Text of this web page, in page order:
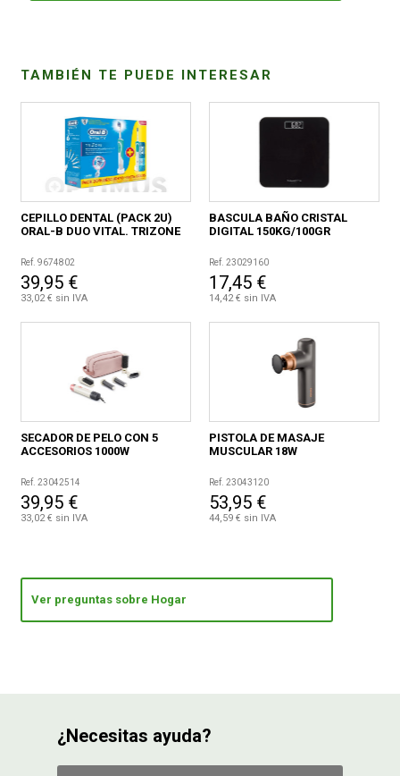
TAMBIÉN TE PUEDE INTERESAR
CEPILLO DENTAL (PACK 2U)
ORAL-B DUO VITAL. TRIZONE
Ref. 9674802
39,95 €
33,02 € sin IVA
BASCULA BAÑO CRISTAL
DIGITAL 150KG/100GR
Ref. 23029160
17,45 €
14,42 € sin IVA
SECADOR DE PELO CON 5
ACCESORIOS 1000W
Ref. 23042514
39,95 €
33,02 € sin IVA
PISTOLA DE MASAJE
MUSCULAR 18W
Ref. 23043120
53,95 €
44,59 € sin IVA
Ver preguntas sobre Hogar
¿Necesitas ayuda?